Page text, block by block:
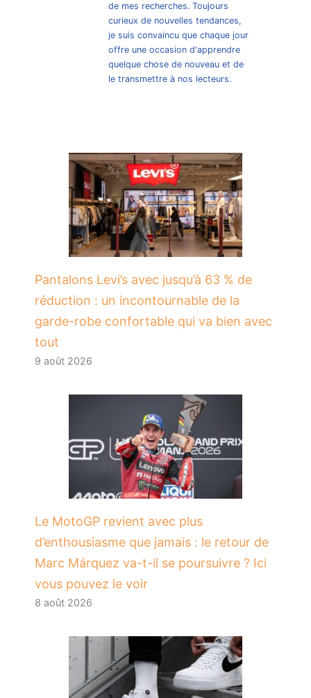
de mes recherches. Toujours
curieux de nouvelles tendances,
je suis convaincu que chaque jour
offre une occasion d'apprendre
quelque chose de nouveau et de
le transmettre à nos lecteurs.
Pantalons Levi’s avec jusqu’à 63 % de
réduction : un incontournable de la
garde-robe confortable qui va bien avec
tout
9 août 2026
Le MotoGP revient avec plus
d’enthousiasme que jamais : le retour de
Marc Márquez va-t-il se poursuivre ? Ici
vous pouvez le voir
8 août 2026